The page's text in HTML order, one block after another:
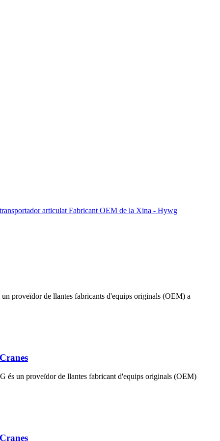
proveïdor de llantes fabricants d'equips originals (OEM) a
és un proveïdor de llantes fabricant d'equips originals (OEM)